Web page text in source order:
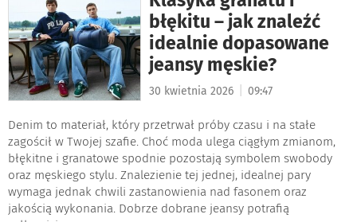
błękitu – jak znaleźć
idealnie dopasowane
jeansy męskie?
30 kwietnia 2026 09:47
Denim to materiał, który przetrwał próby czasu i na stałe
zagościł w Twojej szafie. Choć moda ulega ciągłym zmianom,
błękitne i granatowe spodnie pozostają symbolem swobody
oraz męskiego stylu. Znalezienie tej jednej, idealnej pary
wymaga jednak chwili zastanowienia nad fasonem oraz
jakością wykonania. Dobrze dobrane jeansy potrafią